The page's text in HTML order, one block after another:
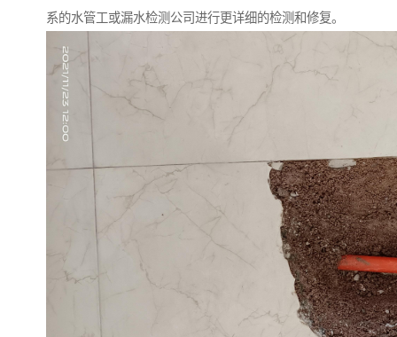
系的水管工或漏水检测公司进行更详细的检测和修复。